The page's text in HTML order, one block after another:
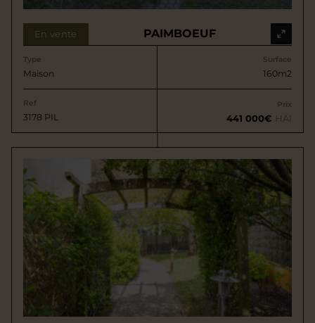
En vente PAIMBOEUF
Type
Maison
Surface
160m2
Ref
3178 PIL
Prix
441 000€ HAI